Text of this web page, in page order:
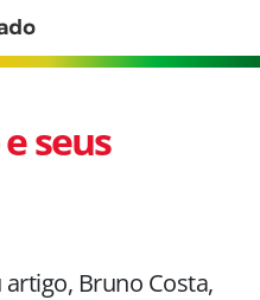
seus
Bruno Costa,